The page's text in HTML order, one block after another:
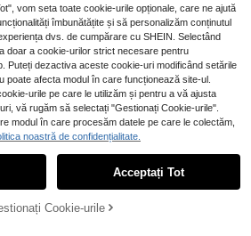
vom seta toate cookie-urile opționale, care ne ajută
îmbunătățite și să personalizăm conținutul
dvs. de cumpărare cu SHEIN. Selectând
doar a cookie-urilor strict necesare pentru
Puteți dezactiva aceste cookie-uri modificând setările
poate afecta modul în care funcționează site-ul.
urile pe care le utilizăm și pentru a vă ajusta
vă rugăm să selectați "Gestionați Cookie-urile".
modul în care procesăm datele pe care le colectăm,
noastră de confidențialitate.
Acceptați Tot
Cookie-urile